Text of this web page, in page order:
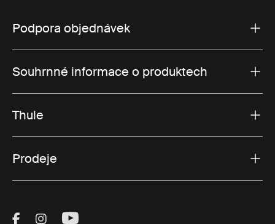
Podpora objednávek
Souhrnné informace o produktech
Thule
Prodeje
Visit Thule on Facebook (external link)
Visit Thule on Instagram (external link)
Visit Thule on Youtube (external